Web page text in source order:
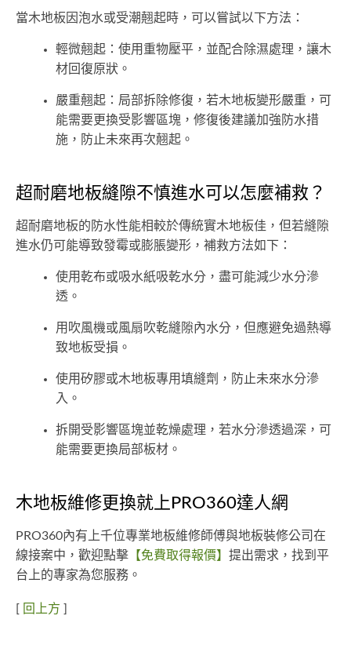
當木地板因泡水或受潮翹起時，可以嘗試以下方法：
輕微翹起：使用重物壓平，並配合除濕處理，讓木
材回復原狀。
嚴重翹起：局部拆除修復，若木地板變形嚴重，可
能需要更換受影響區塊，修復後建議加強防水措
施，防止未來再次翹起。
超耐磨地板縫隙不慎進水可以怎麼補救？
超耐磨地板的防水性能相較於傳統實木地板佳，但若縫隙
進水仍可能導致發霉或膨脹變形，補救方法如下：
使用乾布或吸水紙吸乾水分，盡可能減少水分滲
透。
用吹風機或風扇吹乾縫隙內水分，但應避免過熱導
致地板受損。
使用矽膠或木地板專用填縫劑，防止未來水分滲
入。
拆開受影響區塊並乾燥處理，若水分滲透過深，可
能需要更換局部板材。
木地板維修更換就上PRO360達人網
PRO360內有上千位專業地板維修師傅與地板裝修公司在
線接案中，歡迎點擊 【免費取得報價】 提出需求，找到平
台上的專家為您服務。
[ 回上方 ]